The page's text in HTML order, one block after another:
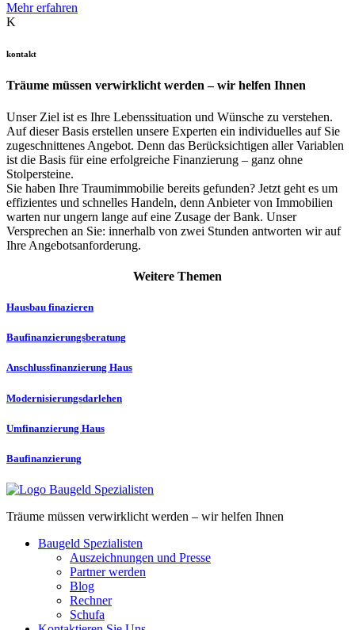
Mehr erfahren
K
kontakt
Träume müssen verwirklicht werden – wir helfen Ihnen
Unser Ziel ist es Ihre Lebenssituation und Wünsche zu verstehen.
Auf dieser Basis erstellen unsere Experten ein individuelles auf Sie
zugeschnittenes Angebot. Denn das Berücksichtigen aller Variablen
ist die Basis für eine erfolgreiche Finanzierung – ganz ohne
Stolpersteine.
Sie haben Ihre Traumimmobilie bereits gefunden? Jetzt geht es um
effizientes und schnelles Handeln, denn Anbieter von Immobilien
warten nur ungern lange auf eine Zusage der Bank. Unser
Versprechen an Sie: innerhalb von zwei Stunden antworten wir auf
Ihre Angebotsanforderung.
Weitere Themen
Hausbau finazieren
Baufinanzierungs­­beratung
Anschlussfinanzierung Haus
Modernisierungs­darlehen
Umfinanzierung Haus
Baufinanzierung
Träume müssen verwirklicht werden – wir helfen Ihnen
Baugeld Spezialisten
Auszeichnungen und Presse
Partner werden
Blog
Rechner
Schufa